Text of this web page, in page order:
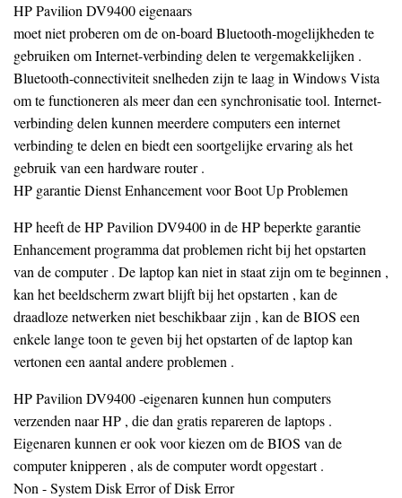
HP Pavilion DV9400 eigenaars
moet niet proberen om de on-board Bluetooth-mogelijkheden te
gebruiken om Internet-verbinding delen te vergemakkelijken .
Bluetooth-connectiviteit snelheden zijn te laag in Windows Vista
om te functioneren als meer dan een synchronisatie tool. Internet-
verbinding delen kunnen meerdere computers een internet
verbinding te delen en biedt een soortgelijke ervaring als het
gebruik van een hardware router .
HP garantie Dienst Enhancement voor Boot Up Problemen
HP heeft de HP Pavilion DV9400 in de HP beperkte garantie
Enhancement programma dat problemen richt bij het opstarten
van de computer . De laptop kan niet in staat zijn om te beginnen ,
kan het beeldscherm zwart blijft bij het opstarten , kan de
draadloze netwerken niet beschikbaar zijn , kan de BIOS een
enkele lange toon te geven bij het opstarten of de laptop kan
vertonen een aantal andere problemen .
HP Pavilion DV9400 -eigenaren kunnen hun computers
verzenden naar HP , die dan gratis repareren de laptops .
Eigenaren kunnen er ook voor kiezen om de BIOS van de
computer knipperen , als de computer wordt opgestart .
Non - System Disk Error of Disk Error